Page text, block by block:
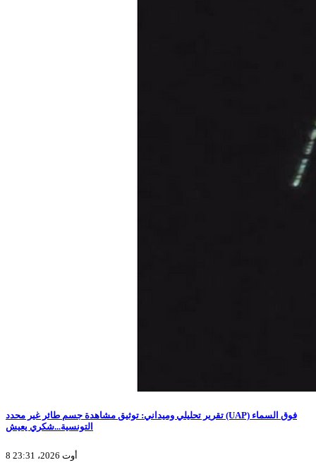
تقرير تحليلي وميداني: توثيق مشاهدة جسم طائر غير محدد (UAP) فوق السماء
التونسية...شكري يعيش
8 أوت 2026، 23:31